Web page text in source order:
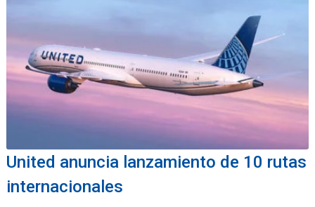
United anuncia lanzamiento de 10 rutas
internacionales